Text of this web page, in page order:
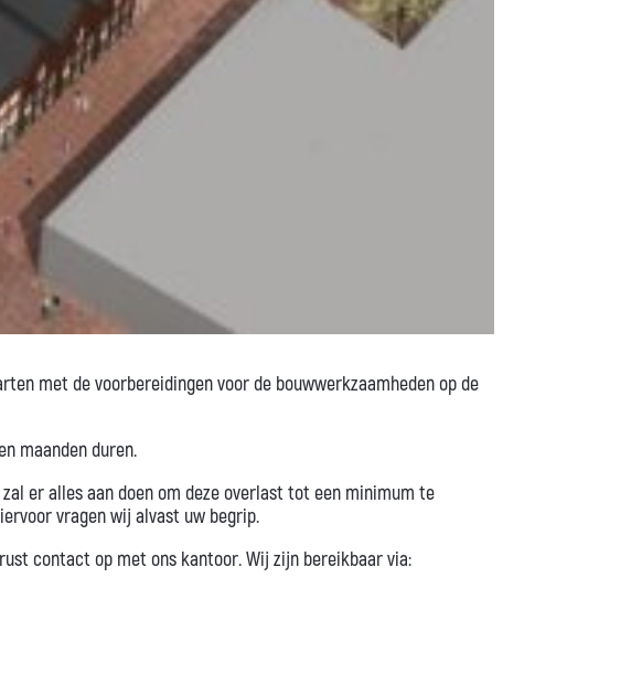
met de voorbereidingen voor de bouwwerkzaamheden op de
maanden duren.
er alles aan doen om deze overlast tot een minimum te
vragen wij alvast uw begrip.
contact op met ons kantoor. Wij zijn bereikbaar via: